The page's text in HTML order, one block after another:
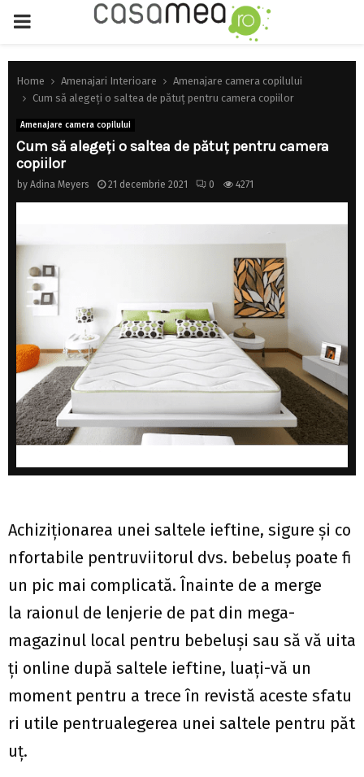
PRIMARY
MENU
Home Amenajari Interioare
Amenajare camera copilului
Cum să alegeți o saltea de pătuț pentru camera copiilor
Amenajare camera copilului
Cum să alegeți o saltea de pătuț pentru camera
copiilor
by Adina Meyers 21 decembrie 2021 0 4271
Achiziționarea unei saltele ieftine, sigure și co
nfortabile pentruviitorul dvs. bebeluș poate fi
un pic mai complicată. Înainte de a merge
la raionul de lenjerie de pat din mega-
magazinul local pentru bebeluși sau să vă uita
ți online după saltele ieftine, luați-vă un
moment pentru a trece în revistă aceste sfatu
ri utile pentrualegerea unei saltele pentru păt
uț.